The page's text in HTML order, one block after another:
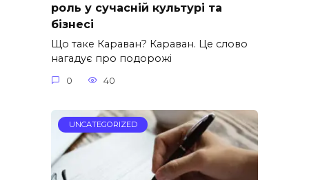
роль у сучасній культурі та
бізнесі
Що таке Караван? Караван. Це слово
нагадує про подорожі
0 40
UNCATEGORIZED